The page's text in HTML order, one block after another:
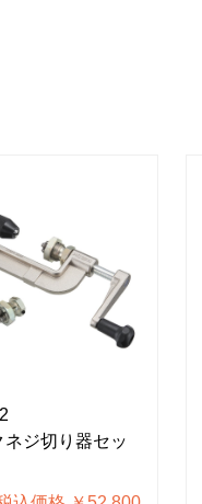
ネジ切り器セッ